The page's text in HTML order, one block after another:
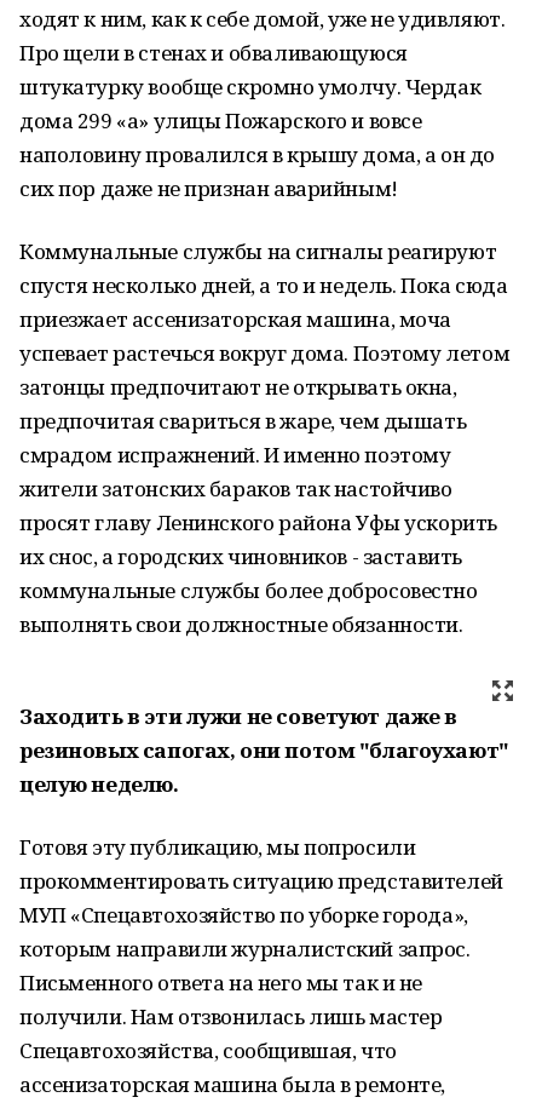
ходят к ним, как к себе домой, уже не удивляют.
Про щели в стенах и обваливающуюся
штукатурку вообще скромно умолчу. Чердак
дома 299 «а» улицы Пожарского и вовсе
наполовину провалился в крышу дома, а он до
сих пор даже не признан аварийным!
Коммунальные службы на сигналы реагируют
спустя несколько дней, а то и недель. Пока сюда
приезжает ассенизаторская машина, моча
успевает растечься вокруг дома. Поэтому летом
затонцы предпочитают не открывать окна,
предпочитая свариться в жаре, чем дышать
смрадом испражнений. И именно поэтому
жители затонских бараков так настойчиво
просят главу Ленинского района Уфы ускорить
их снос, а городских чиновников - заставить
коммунальные службы более добросовестно
выполнять свои должностные обязанности.
Заходить в эти лужи не советуют даже в
резиновых сапогах, они потом "благоухают"
целую неделю.
Готовя эту публикацию, мы попросили
прокомментировать ситуацию представителей
МУП «Спецавтохозяйство по уборке города»,
которым направили журналистский запрос.
Письменного ответа на него мы так и не
получили. Нам отзвонилась лишь мастер
Спецавтохозяйства, сообщившая, что
ассенизаторская машина была в ремонте,